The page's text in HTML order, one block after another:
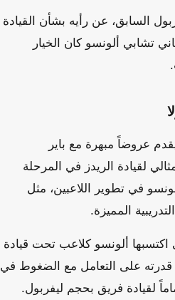
السابق، عن رأيه بشأن القيادة
تشابي ألونسو كان الخيار
عروضاً مبهرة مع باير
لقيادة الريدز في المرحلة
في تطوير اللاعبين، مثل
المميزة.
اكتسبها ألونسو كلاعب تحت قيادة
قدرته على التعامل مع الضغوط في
لقيادة فريق بحجم ليفربول.